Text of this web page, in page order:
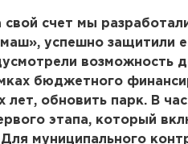
свой счет мы
успешно защитили
возможность
бюджетного
лет, обновить парк. В
этапа, который
муниципального